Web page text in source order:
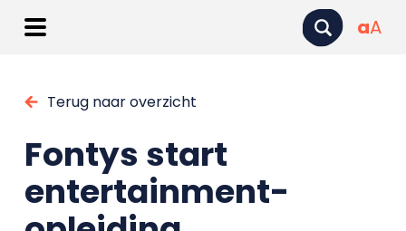
aA
Terug naar overzicht
Fontys start
entertainment-